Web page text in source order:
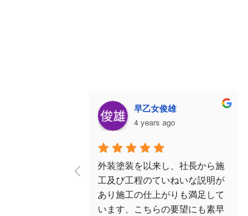
早乙女俊雄
4 years ago
外装塗装を以来し、社長から施
工及び工程のていねいな説明が
あり施工の仕上がりも満足して
います、こちらの要望にも素早